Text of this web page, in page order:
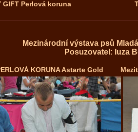
GIFT Perlová koruna
Mezinárodní výstava psů
Posuzovatel: Iuza
KORUNA Astarte Gold